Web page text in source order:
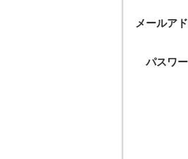
メールア
パスワ